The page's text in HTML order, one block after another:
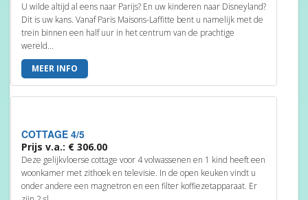
U wilde altijd al eens naar Parijs? En uw kinderen naar Disneyland?
Dit is uw kans. Vanaf Paris Maisons-Laffitte bent u namelijk met de
trein binnen een half uur in het centrum van de prachtige
wereld...
MEER INFO
COTTAGE 4/5
Prijs v.a.: € 306.00
Deze gelijkvloerse cottage voor 4 volwassenen en 1 kind heeft een
woonkamer met zithoek en televisie. In de open keuken vindt u
onder andere een magnetron en een filter koffiezetapparaat. Er